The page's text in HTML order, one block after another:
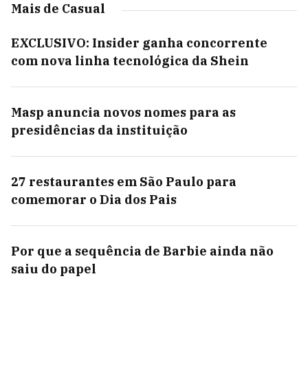
Mais de Casual
EXCLUSIVO: Insider ganha concorrente
com nova linha tecnológica da Shein
Masp anuncia novos nomes para as
presidências da instituição
27 restaurantes em São Paulo para
comemorar o Dia dos Pais
Por que a sequência de Barbie ainda não
saiu do papel